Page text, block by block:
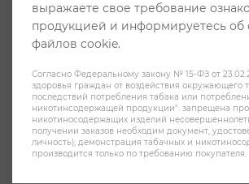
ELF BAR CR 2500
Blueberry Ice
выражаете свое требование
продукцией и информируетесь об
файлов cookie.
Согласно Федеральному закону № 15-ФЗ от
здоровья граждан от воздействия окружающего
последствий потребления табака или
никотинсодержащей продукции": запрещена
никотиносодержащих изделий
получении заказов необходим документ,
личность); демонстрация табачных и
производится только по требованию покупателя.